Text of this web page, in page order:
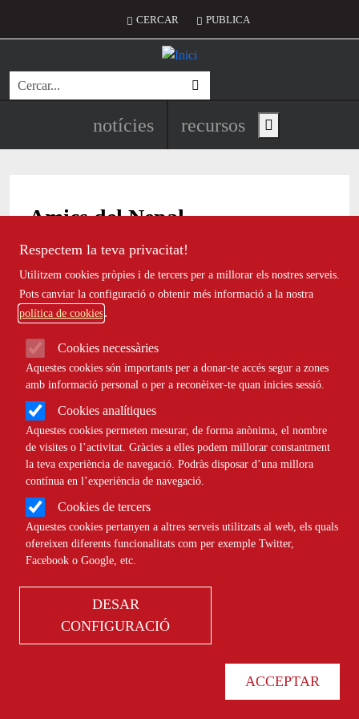
Respectem la teva privacitat!
Utilitzem cookies pròpies i de tercers per a millorar els nostres serveis.
Pots canviar la configuració o obtenir més informació a la nostra
política de cookies
Cookies necessàries
Aquestes cookies són importants per a donar-te accés segur a zones
amb informació personal o per a reconèixer-te quan inicies sessió.
Cookies analítiques
Aquestes cookies permeten mesurar, de forma anònima, el nombre
de visites o l’activitat. Gràcies a elles podem millorar constantment
la teva experiència de navegació. Podràs disposar d’una millora
contínua en l’experiència de navegació.
Cookies de tercers
Aquestes cookies pertanyen a altres serveis utilitzats al web, els quals
ofereixen diferents funcionalitats com per exemple Twitter,
Facebook o Google, etc.
DESAR
CONFIGURACIÓ
ACCEPTAR
Menú del compte d'usuari
CERCAR PUBLICA
Cerca
Navegació principal de
notícies recursos Show main menu
Amics del Nepal
Cristina Morales: “El repte de futur és
créixer i sumar més suports per
continuar transformant vides al Nepal”
NOTÍCIES INTERNACIONAL
Amics del Nepal suma tres dècades
creant noves oportunitats per impulsar
un canvi social al país
NOTÍCIES INTERNACIONAL